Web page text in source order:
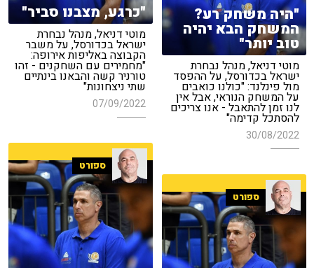
"כרגע, מצבנו סביר"
מוטי דניאל, מנהל נבחרת
ישראל בכדורסל, על משבר
הקבוצה באליפות אירופה:
"מחמירים עם השחקנים - זהו
טורניר קשה והבאנו בינתיים
שתי ניצחונות"
07/09/2022
"היה משחק רע?
המשחק הבא יהיה
טוב יותר"
מוטי דניאל, מנהל נבחרת
ישראל בכדורסל, על ההפסד
מול פינלנד: "כולנו כואבים
על המשחק הנוראי, אבל אין
לנו זמן להתאבל - אנו צריכים
להסתכל קדימה"
30/08/2022
ספורט
ספורט